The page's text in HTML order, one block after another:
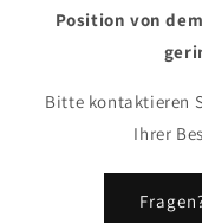
Position von
Bitte kontaktieren
Ihrer